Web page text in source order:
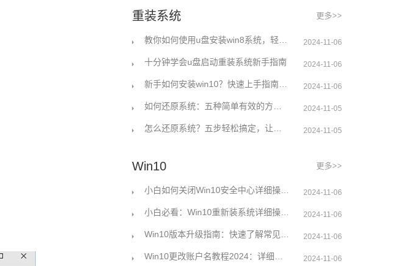
重装系统 更多>>
2024-11-06
十分钟学会u盘启动重装系统新手指南 2024-11-06
2024-11-06
2024-11-05
2024-11-05
Win10 更多>>
小白如何关闭Win10安全中心详细操作指南 2024-11-06
小白必看：Win10重新装系统详细操作指南 2024-11-06
2024-11-06
2024-11-06